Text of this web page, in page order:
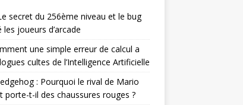
secret du 256ème niveau et le bug
joueurs d’arcade
une simple erreur de calcul a
cultes de l’Intelligence Artificielle
: Pourquoi le rival de Mario
porte-t-il des chaussures rouges ?